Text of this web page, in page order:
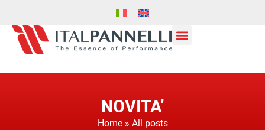
NOVITA’
Home» All posts